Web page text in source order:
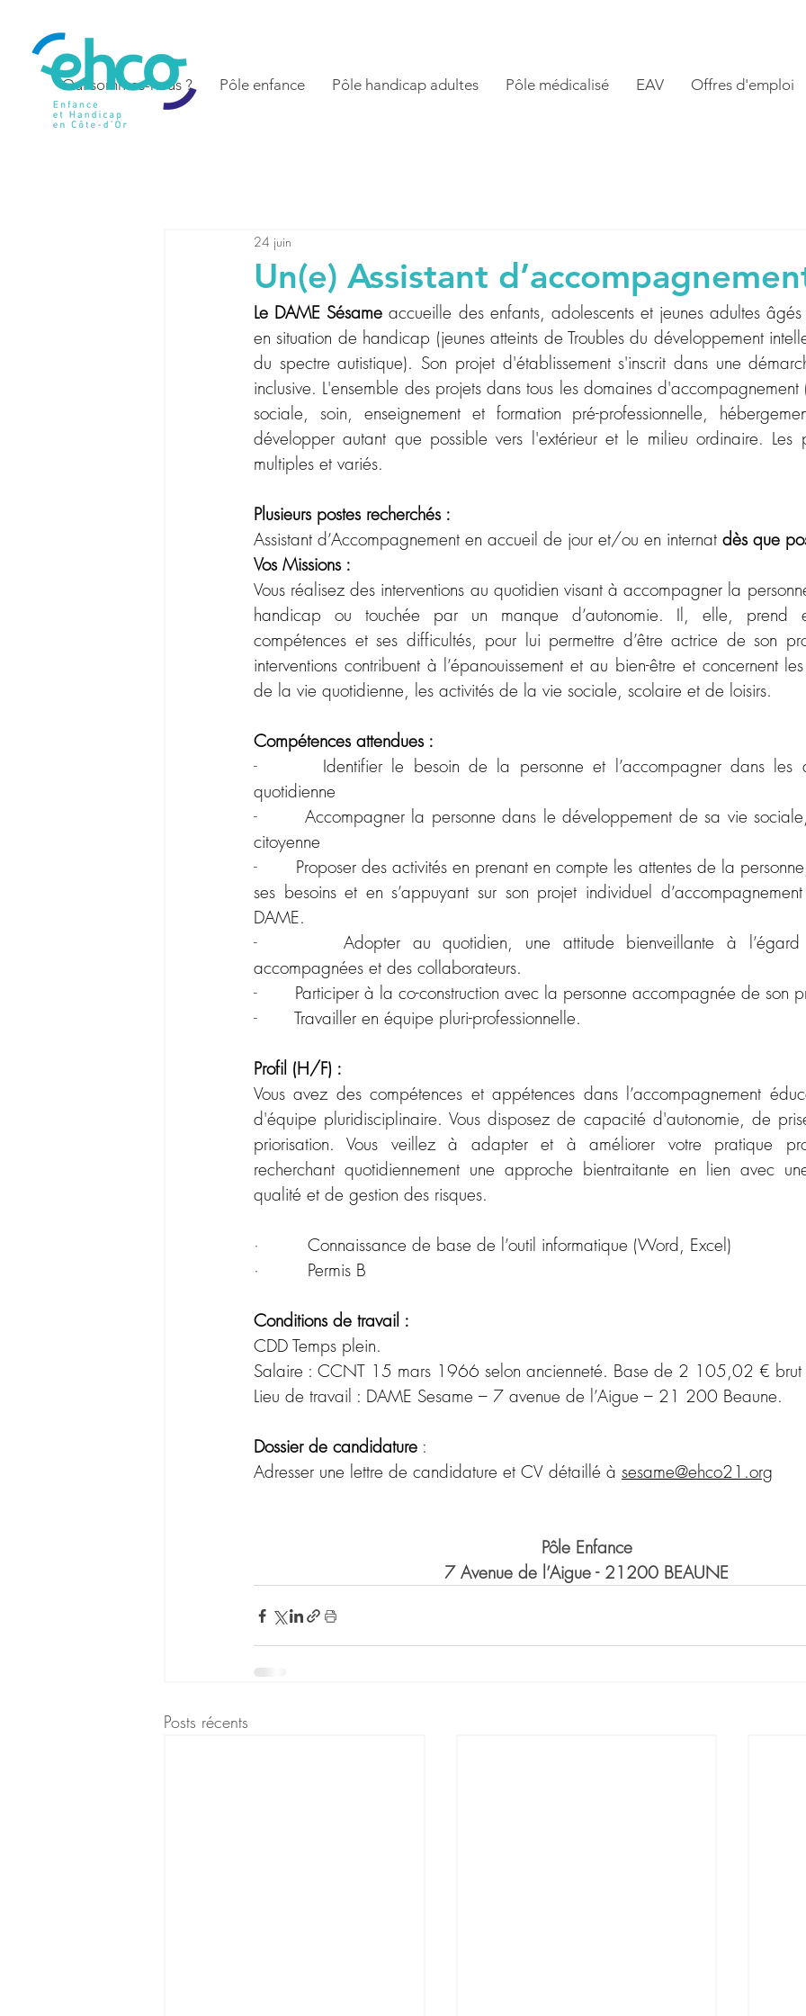
Qui sommes-nous ? Pôle enfance Pôle handicap adultes Pôle médicalisé EAV Offres d'emploi
Un(e) Assistant
24 juin
Le DAME Sésame accueille des enfants, adolescents et jeunes adultes
en situation de handicap (jeunes atteints de Troubles du développement
du spectre autistique). Son projet d'établissement s'inscrit dans une
inclusive. L'ensemble des projets dans tous les domaines
sociale, soin, enseignement et formation pré-professionnelle,
développer autant que possible vers l'extérieur et le milieu ordinaire. Les
multiples et variés.
Plusieurs postes recherchés :
Assistant d’Accompagnement en accueil de jour et/ou en internat dès que
Vos Missions :
Vous réalisez des interventions au quotidien visant à accompagner la
handicap ou touchée par un manque d’autonomie. Il, elle, prend
compétences et ses difficultés, pour lui permettre d’être actrice de son
interventions contribuent à l’épanouissement et au bien-être et concernent
de la vie quotidienne, les activités de la vie sociale, scolaire et de loisirs.
Compétences attendues :
- Identifier le besoin de la personne et l’accompagner dans
quotidienne
- Accompagner la personne dans le développement de sa vie
citoyenne
- Proposer des activités en prenant en compte les attentes de la
ses besoins et en s’appuyant sur son projet individuel
DAME.
- Adopter au quotidien, une attitude bienveillante à l’égard
accompagnées et des collaborateurs.
- Participer à la co-construction avec la personne accompagnée de son
- Travailler en équipe pluri-professionnelle.
Profil (H/F) :
Vous avez des compétences et appétences dans l’accompagnement
d'équipe pluridisciplinaire. Vous disposez de capacité d'autonomie, de
priorisation. Vous veillez à adapter et à améliorer votre pratique
recherchant quotidiennement une approche bientraitante en lien avec
qualité et de gestion des risques.
· Connaissance de base de l’outil informatique (Word, Excel)
· Permis B
Conditions de travail :
CDD Temps plein.
Salaire : CCNT 15 mars 1966 selon ancienneté. Base de 2 105,02 € brut
Lieu de travail : DAME Sesame – 7 avenue de l’Aigue – 21 200 Beaune.
Dossier de candidature :
Adresser une lettre de candidature et CV détaillé à sesame@ehco21.org
Pôle Enfance
7 Avenue de l’Aigue - 21200 BEAUNE
Posts récents